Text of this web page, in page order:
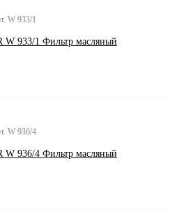
W 933/1
933/1 Фильтр масляный
W 936/4
936/4 Фильтр масляный